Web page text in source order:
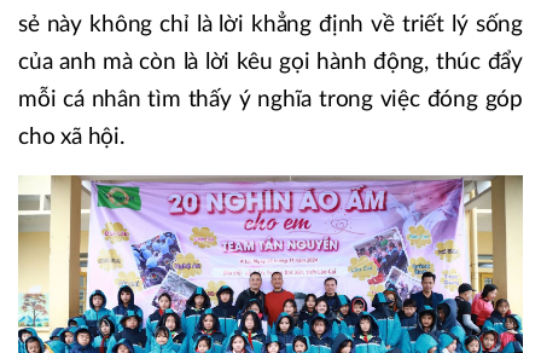
sẻ này không chỉ là lời khẳng định về triết lý sống
của anh mà còn là lời kêu gọi hành động, thúc đẩy
mỗi cá nhân tìm thấy ý nghĩa trong việc đóng góp
cho xã hội.